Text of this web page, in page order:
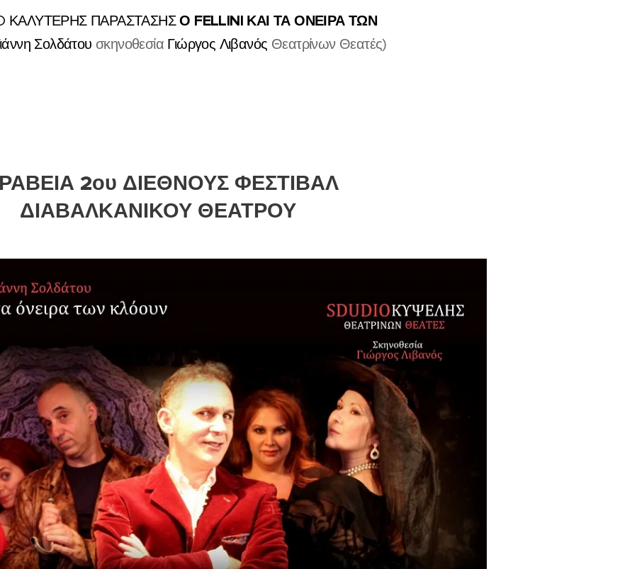
ΚΑΛΥΤΕΡΗΣ ΠΑΡΑΣΤΑΣΗΣ Ο FELLINI ΚΑΙ ΤΑ ΟΝΕΙΡΑ ΤΩΝ
Σολδάτου σκηνοθεσία Γιώργος Λιβανός Θεατρίνων Θεατές)
2ου ΔΙΕΘΝΟΥΣ ΦΕΣΤΙΒΑΛ
ΔΙΑΒΑΛΚΑΝΙΚΟΥ ΘΕΑΤΡΟΥ